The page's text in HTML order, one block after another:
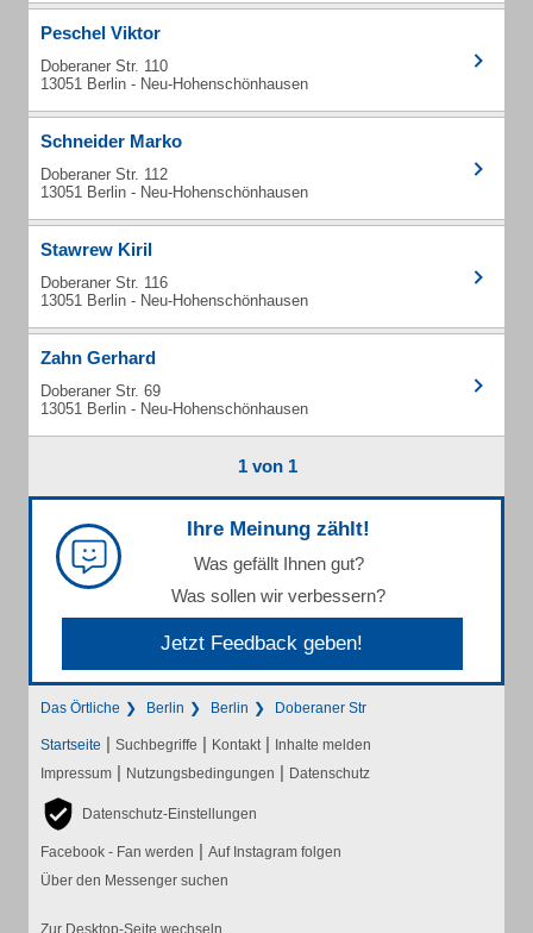
Peschel Viktor
Doberaner Str. 110
13051 Berlin - Neu-Hohenschönhausen
Schneider Marko
Doberaner Str. 112
13051 Berlin - Neu-Hohenschönhausen
Stawrew Kiril
Doberaner Str. 116
13051 Berlin - Neu-Hohenschönhausen
Zahn Gerhard
Doberaner Str. 69
13051 Berlin - Neu-Hohenschönhausen
1 von 1
Ihre Meinung zählt!
Was gefällt Ihnen gut?
Was sollen wir verbessern?
Jetzt Feedback geben!
Das Örtliche Berlin Berlin Doberaner Str
Startseite | Suchbegriffe | Kontakt | Inhalte melden
Impressum | Nutzungsbedingungen | Datenschutz
Datenschutz-Einstellungen
Facebook - Fan werden | Auf Instagram folgen
Über den Messenger suchen
Zur Desktop-Seite wechseln